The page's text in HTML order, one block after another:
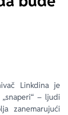
Linkdina je
– ljudi
zanemarujući